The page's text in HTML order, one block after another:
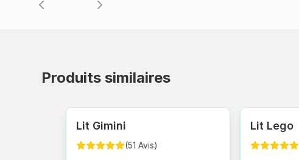
Produits similaires
Lit Gimini
(51 Avis)
Lit Lego